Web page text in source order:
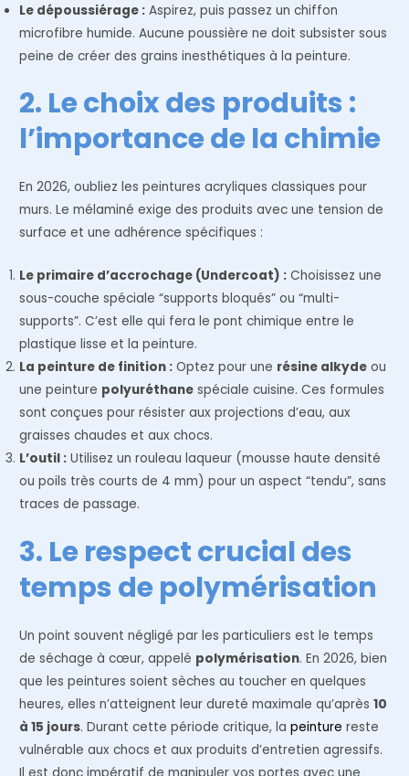
Le dépoussiérage : Aspirez, puis passez un chiffon
microfibre humide. Aucune poussière ne doit subsister sous
peine de créer des grains inesthétiques à la peinture.
2. Le choix des produits :
l’importance de la chimie
En 2026, oubliez les peintures acryliques classiques pour
murs. Le mélaminé exige des produits avec une tension de
surface et une adhérence spécifiques :
Le primaire d’accrochage (Undercoat) : Choisissez une
sous-couche spéciale “supports bloqués” ou “multi-
supports”. C’est elle qui fera le pont chimique entre le
plastique lisse et la peinture.
La peinture de finition : Optez pour une résine alkyde ou
une peinture polyuréthane spéciale cuisine. Ces formules
sont conçues pour résister aux projections d’eau, aux
graisses chaudes et aux chocs.
L’outil : Utilisez un rouleau laqueur (mousse haute densité
ou poils très courts de 4 mm) pour un aspect “tendu”, sans
traces de passage.
3. Le respect crucial des
temps de polymérisation
Un point souvent négligé par les particuliers est le temps
de séchage à cœur, appelé polymérisation. En 2026, bien
que les peintures soient sèches au toucher en quelques
heures, elles n’atteignent leur dureté maximale qu’après10
à 15 jours. Durant cette période critique, lapeinturereste
vulnérable aux chocs et aux produits d’entretien agressifs.